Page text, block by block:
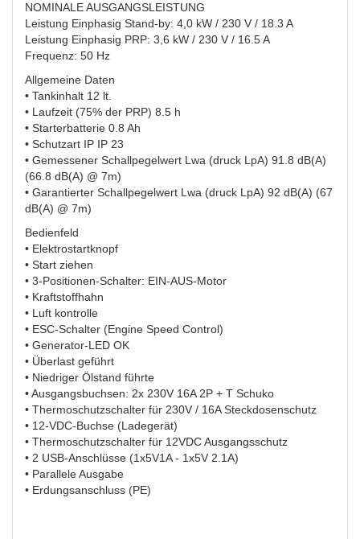
NOMINALE AUSGANGSLEISTUNG
Leistung Einphasig Stand-by: 4,0 kW / 230 V / 18.3 A
Leistung Einphasig PRP: 3,6 kW / 230 V / 16.5 A
Frequenz: 50 Hz
Allgemeine Daten
• Tankinhalt 12 lt.
• Laufzeit (75% der PRP) 8.5 h
• Starterbatterie 0.8 Ah
• Schutzart IP IP 23
• Gemessener Schallpegelwert Lwa (druck LpA) 91.8 dB(A)
(66.8 dB(A) @ 7m)
• Garantierter Schallpegelwert Lwa (druck LpA) 92 dB(A) (67
dB(A) @ 7m)
Bedienfeld
• Elektrostartknopf
• Start ziehen
• 3-Positionen-Schalter: EIN-AUS-Motor
• Kraftstoffhahn
• Luft kontrolle
• ESC-Schalter (Engine Speed Control)
• Generator-LED OK
• Überlast geführt
• Niedriger Ölstand führte
• Ausgangsbuchsen: 2x 230V 16A 2P + T Schuko
• Thermoschutzschalter für 230V / 16A Steckdosenschutz
• 12-VDC-Buchse (Ladegerät)
• Thermoschutzschalter für 12VDC Ausgangsschutz
• 2 USB-Anschlüsse (1x5V1A - 1x5V 2.1A)
• Parallele Ausgabe
• Erdungsanschluss (PE)